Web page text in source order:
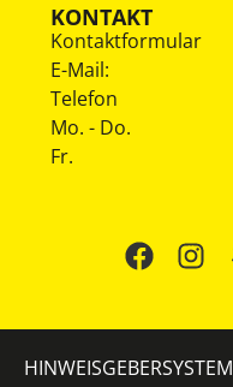
KONTAKT
Kontaktformular
E-Mail:
Telefon
Mo. - Do.
Fr.
HINWEISGEBERSYSTEM